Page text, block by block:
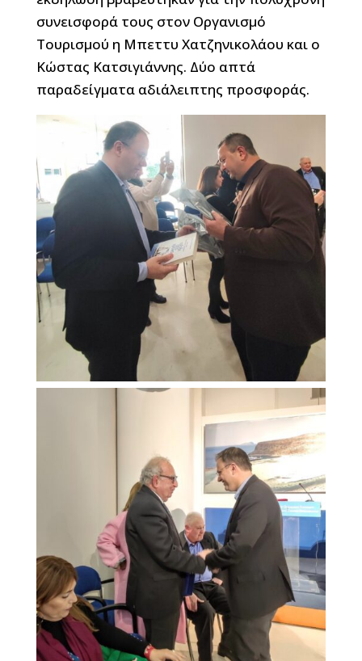
συνεισφορά τους στον Οργανισμό
Τουρισμού η Μπεττυ Χατζηνικολάου και ο
Κώστας Κατσιγιάννης. Δύο απτά
παραδείγματα αδιάλειπτης προσφοράς.